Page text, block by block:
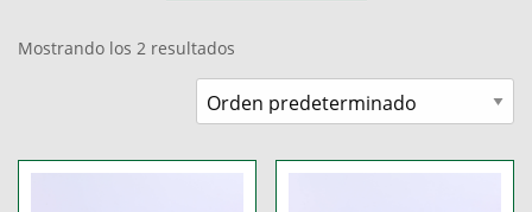
Mostrando los 2 resultados